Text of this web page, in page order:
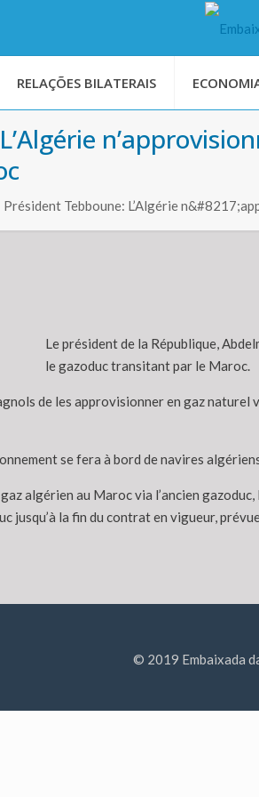
RELAÇÕES BILATERAIS
Président Tebboune: L’Algérie
Le président de la République,
le gazoduc transitant par le Maroc.
de les approvisionner en gaz
se fera à bord de navires
algérien au Maroc via l’ancien
jusqu’à la fin du contrat en vigueur,
© 2019 Embaixada